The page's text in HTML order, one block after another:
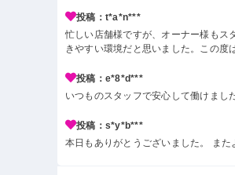
投稿：t*a*n***
忙しい店舗様ですが、オーナー様もス
きやすい環境だと思いました。この度
投稿：e*8*d***
いつものスタッフで安心して働けまし
投稿：s*y*b***
本日もありがとうございました。 また